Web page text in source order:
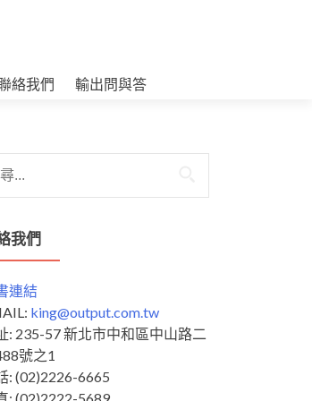
絡我們 輸出問與答
我們
連結
king@output.com.tw
: 235-57 新北市中和區中山路二
號之1
: (02)2226-6665